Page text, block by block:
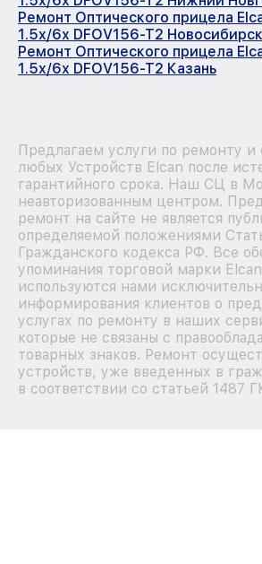
Ремонт Оптического прицела
1.5x/6x DFOV156-T2 Новосибирск
Ремонт Оптического прицела
1.5x/6x DFOV156-T2 Казань
Предлагаем услуги по ремонту
любых Устройств Elcan после
гарантийного срока. Наш СЦ в
неавторизованным центром.
ремонт на сайте не является
определяемой положениями
Гражданского кодекса РФ. Все
упоминания торговой марки
используются нами
информирования клиентов о
услугах по ремонту в наших
которые не связаны с
товарных знаков. Ремонт
устройств, уже введенных в
в соответствии со статьей 1487